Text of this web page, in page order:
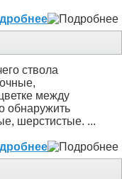
ствола
между
обнаружить
шерстистые. ...